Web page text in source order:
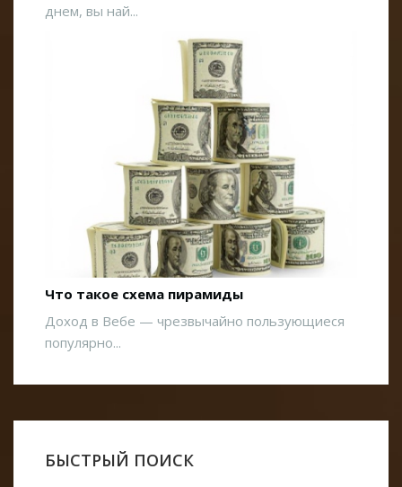
днем, вы най...
Что такое схема пирамиды
Доход в Вебе — чрезвычайно пользующиеся
популярно...
БЫСТРЫЙ ПОИСК